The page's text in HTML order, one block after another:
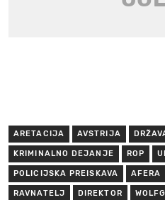
ARETACIJA AVSTRIJA
KRIMINALNO DEJANJE ROP
POLICIJSKA PREISKAVA AFERA
RAVNATELJ DIREKTOR